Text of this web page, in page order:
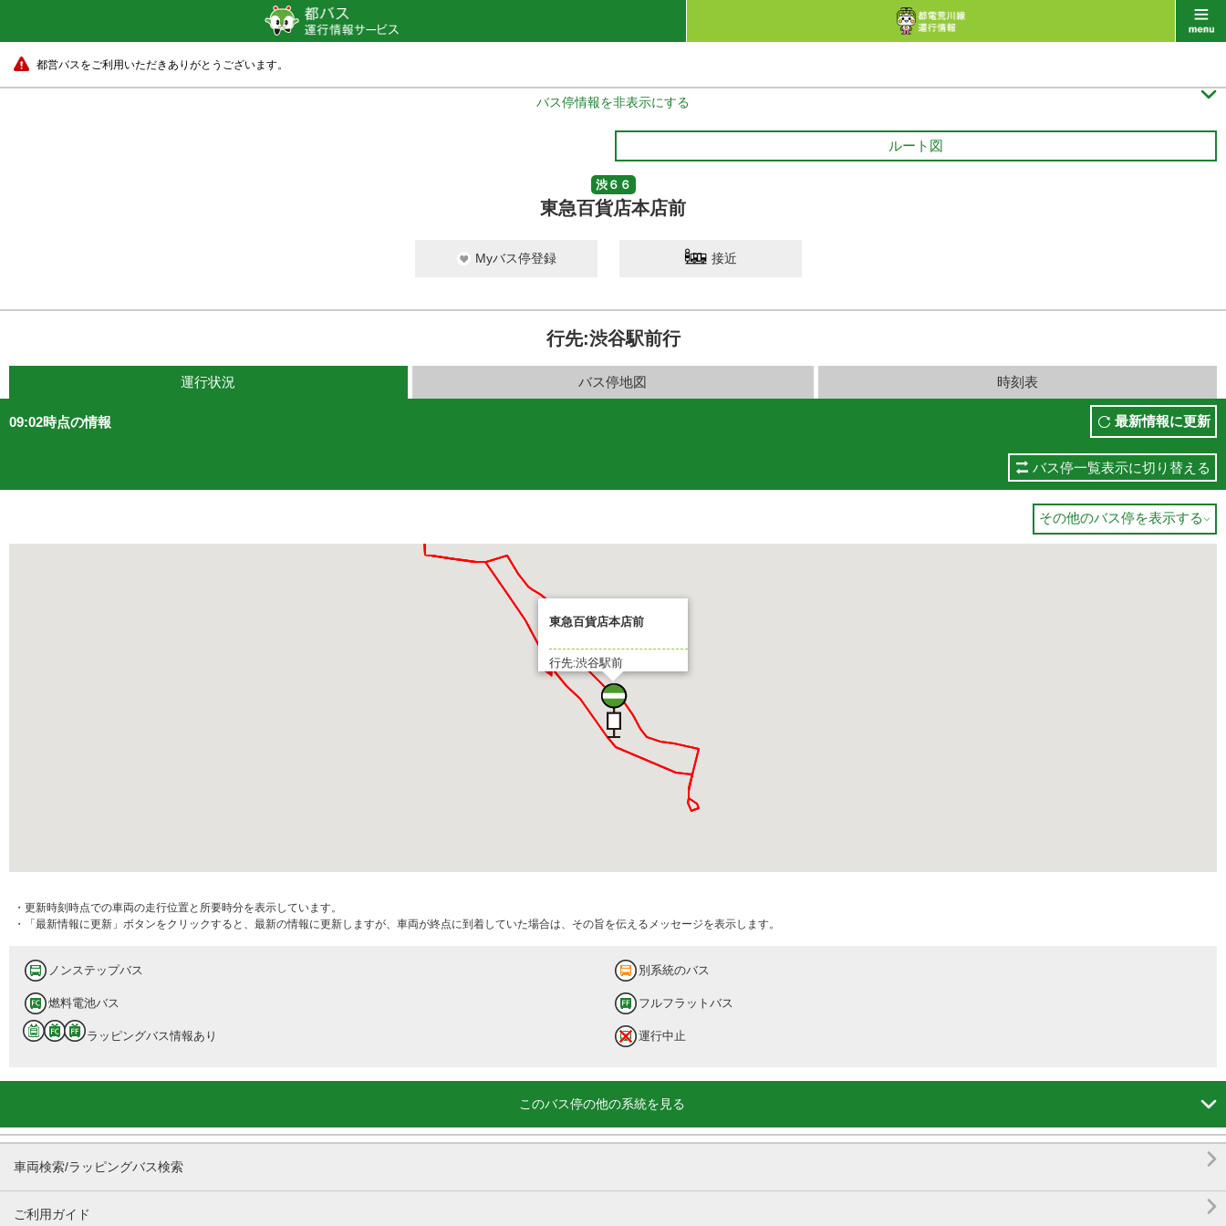
都営バスをご利用いただきありがとうございます。
バス停情報を非表示にする 
ルート図
渋６６
東急百貨店本店前
Myバス停登録 接近
行先:渋谷駅前行
運行状況 バス停地図 時刻表
09:02時点の情報 最新情報に更新
バス停一覧表示に切り替える
その他のバス停を表示する 
東急百貨店本店前
行先:渋谷駅前
・更新時刻時点での車両の走行位置と所要時分を表示しています。
・「最新情報に更新」ボタンをクリックすると、最新の情報に更新しますが、車両が終点に到着していた場合は、その旨を伝えるメッセージを表示します。
ノンステップバス 別系統のバス
燃料電池バス フルフラットバス
ラッピングバス情報あり 運行中止
このバス停の他の系統を見る 
車両検索/ラッピングバス検索 
ご利用ガイド 